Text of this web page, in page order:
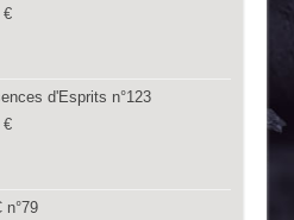
€
d'Esprits n°123
€
n°79